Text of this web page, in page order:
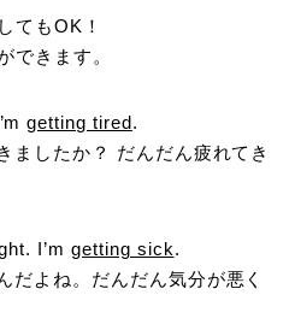
てもOK！
できます。
getting tired.
ましたか？ だんだん疲れてき
I’m getting sick.
だよね。だんだん気分が悪く